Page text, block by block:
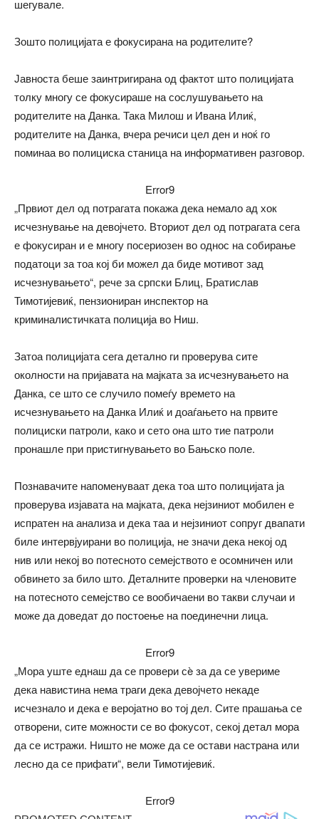
шегувале.
Зошто полицијата е фокусирана на родителите?
Јавноста беше заинтригирана од фактот што полицијата
толку многу се фокусираше на сослушувањето на
родителите на Данка. Така Милош и Ивана Илиќ,
родителите на Данка, вчера речиси цел ден и ноќ го
поминаа во полициска станица на информативен разговор.
Error9
„Првиот дел од потрагата покажа дека немало ад хок
исчезнување на девојчето. Вториот дел од потрагата сега
е фокусиран и е многу посериозен во однос на собирање
податоци за тоа кој би можел да биде мотивот зад
исчезнувањето“, рече за српски Блиц, Братислав
Тимотијевиќ, пензиониран инспектор на
криминалистичката полиција во Ниш.
Затоа полицијата сега детално ги проверува сите
околности на пријавата на мајката за исчезнувањето на
Данка, се што се случило помеѓу времето на
исчезнувањето на Данка Илиќ и доаѓањето на првите
полициски патроли, како и сето она што тие патроли
пронашле при пристигнувањето во Бањско поле.
Познавачите напоменуваат дека тоа што полицијата ја
проверува изјавата на мајката, дека нејзиниот мобилен е
испратен на анализа и дека таа и нејзиниот сопруг двапати
биле интервјуирани во полиција, не значи дека некој од
нив или некој во потесното семејството е осомничен или
обвинето за било што. Деталните проверки на членовите
на потесното семејство се вообичаени во такви случаи и
може да доведат до постоење на поединечни лица.
Error9
„Мора уште еднаш да се провери сè за да се увериме
дека навистина нема траги дека девојчето некаде
исчезнало и дека е веројатно во тој дел. Сите прашања се
отворени, сите можности се во фокусот, секој детал мора
да се истражи. Ништо не може да се остави настрана или
лесно да се прифати“, вели Тимотијевиќ.
Error9